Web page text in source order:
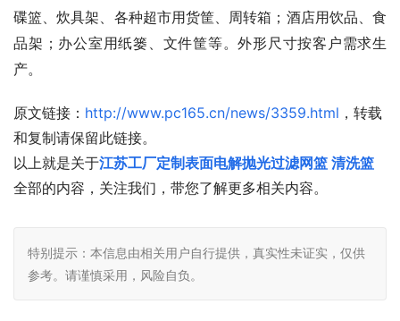
碟篮、炊具架、各种超市用货筐、周转箱；酒店用饮品、食
品架；办公室用纸篓、文件筐等。外形尺寸按客户需求生
产。
原文链接： http://www.pc165.cn/news/3359.html ，转载
和复制请保留此链接。
以上就是关于江苏工厂定制表面电解抛光过滤网篮 清洗篮
全部的内容，关注我们，带您了解更多相关内容。
特别提示：本信息由相关用户自行提供，真实性未证实，仅供
参考。请谨慎采用，风险自负。